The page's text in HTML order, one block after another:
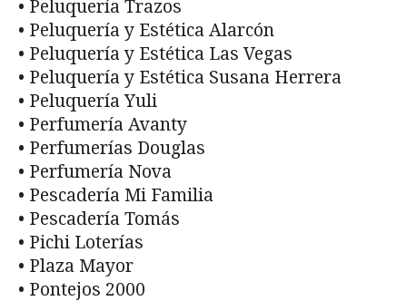
• Peluquería Trazos
• Peluquería y Estética Alarcón
• Peluquería y Estética Las Vegas
• Peluquería y Estética Susana Herrera
• Peluquería Yuli
• Perfumería Avanty
• Perfumerías Douglas
• Perfumería Nova
• Pescadería Mi Familia
• Pescadería Tomás
• Pichi Loterías
• Plaza Mayor
• Pontejos 2000